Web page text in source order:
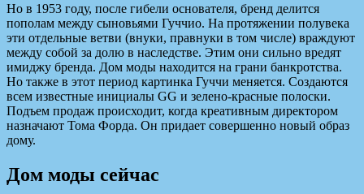
Но в 1953 году, после гибели основателя, бренд делится
пополам между сыновьями Гуччио. На протяжении полувека
эти отдельные ветви (внуки, правнуки в том числе) враждуют
между собой за долю в наследстве. Этим они сильно вредят
имиджу бренда. Дом моды находится на грани банкротства.
Но также в этот период картинка Гуччи меняется. Создаются
всем известные инициалы GG и зелено-красные полоски.
Подъем продаж происходит, когда креативным директором
назначают Тома Форда. Он придает совершенно новый образ
дому.
Дом моды сейчас